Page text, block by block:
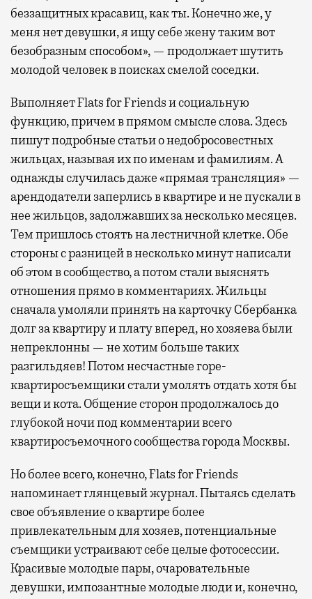
беззащитных красавиц, как ты. Конечно же, у
меня нет девушки, я ищу себе жену таким вот
безобразным способом», — продолжает шутить
молодой человек в поисках смелой соседки.
Выполняет Flats for Friends и социальную
функцию, причем в прямом смысле слова. Здесь
пишут подробные статьи о недобросовестных
жильцах, называя их по именам и фамилиям. А
однажды случилась даже «прямая трансляция» —
арендодатели заперлись в квартире и не пускали в
нее жильцов, задолжавших за несколько месяцев.
Тем пришлось стоять на лестничной клетке. Обе
стороны с разницей в несколько минут написали
об этом в сообщество, а потом стали выяснять
отношения прямо в комментариях. Жильцы
сначала умоляли принять на карточку Сбербанка
долг за квартиру и плату вперед, но хозяева были
непреклонны — не хотим больше таких
разгильдяев! Потом несчастные горе-
квартиросъемщики стали умолять отдать хотя бы
вещи и кота. Общение сторон продолжалось до
глубокой ночи под комментарии всего
квартиросъемочного сообщества города Москвы.
Но более всего, конечно, Flats for Friends
напоминает глянцевый журнал. Пытаясь сделать
свое объявление о квартире более
привлекательным для хозяев, потенциальные
съемщики устраивают себе целые фотосессии.
Красивые молодые пары, очаровательные
девушки, импозантные молодые люди и, конечно,